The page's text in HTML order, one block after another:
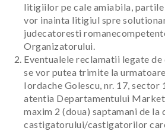
litigiilor pe cale amiabila,
vor inainta litigiul spre
judecatoresti
Organizatorului.
Eventualele reclamatii legate de
se vor putea trimite la
Iordache Golescu, nr. 17, sector
atentia Departamentului
maxim 2 (doua) saptamani de
castigatorului/castigatorilor